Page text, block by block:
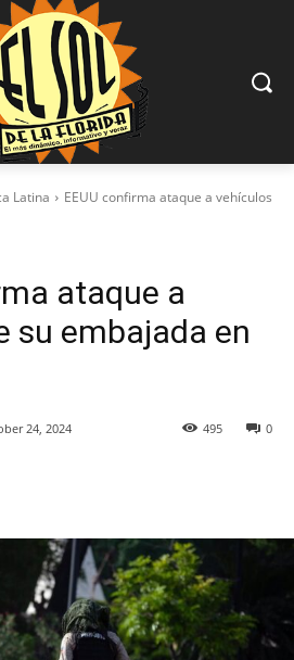
Latina
EEUU confirma ataque a vehículos
ataque a
su embajada en
24, 2024 0
495